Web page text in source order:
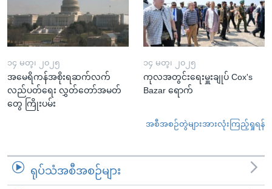
၁၄ မတ္၊ ၂၀၂၅
အမေရိကန်အစိုးရဆက်လက်
လည်ပတ်ရေး လွှတ်တော်အမတ်
တွေ ကြိုးပမ်း
၁၄ မတ္၊ ၂၀၂၅
ကုလအတွင်းရေးမှူးချုပ် Cox's
Bazar ရောက်
အစီအစဉ်တွဲများအားလုံးကြည့်ရှုရန်
ရုပ်သံအစီအစဉ်များ